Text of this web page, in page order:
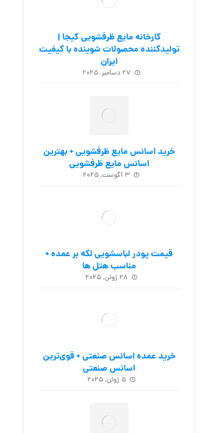
کارخانه مایع ظرفشویی کیجا |
تولیدکننده محصولات شوینده با کیفیت
ایران
۲۷ دسامبر, ۲۰۲۵
خرید اسانس مایع ظرفشویی + بهترین
اسانس مایع ظرفشویی
۳ آگوست, ۲۰۲۵
قیمت پودر لباسشویی لکه بر عمده +
مناسب هتل ها
۲۸ ژوئن, ۲۰۲۵
خرید عمده اسانس صنعتی + قوی‌ترین
اسانس‌ صنعتی
۵ ژوئن, ۲۰۲۵